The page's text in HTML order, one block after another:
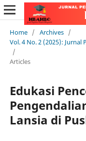
Home / Archives /
Vol. 4 No. 2 (2025): Jurnal
/
Articles
Edukasi
Lansia di